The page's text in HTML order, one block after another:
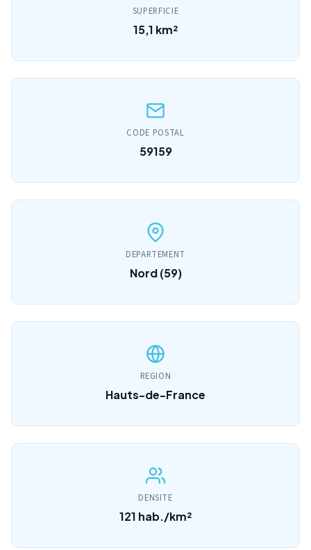
SUPERFICIE
15,1 km²
CODE POSTAL
59159
DEPARTEMENT
Nord (59)
REGION
Hauts-de-France
DENSITE
121 hab./km²